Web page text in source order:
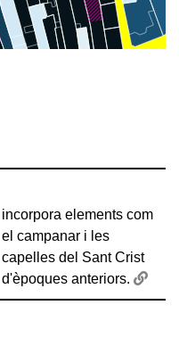
d'èpoques anteriors.